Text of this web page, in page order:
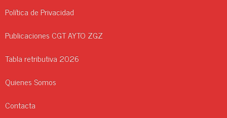
Política de Privacidad
Publicaciones CGT AYTO ZGZ
Tabla retributiva 2026
Quienes Somos
Contacta